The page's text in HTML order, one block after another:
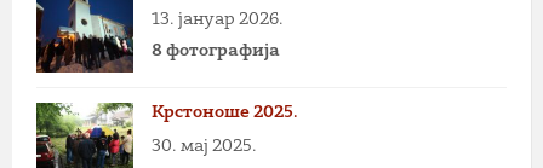
13. јануар 2026.
8 фотографија
Крстоноше 2025.
30. мај 2025.